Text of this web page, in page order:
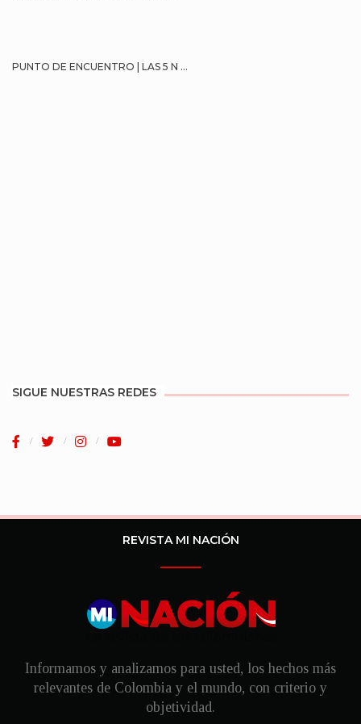
PUNTO DE ENCUENTRO | LAS 5 N ...
SIGUE NUESTRAS REDES
REVISTA MI NACIÓN
Informamos y analizamos para usted, los hechos más
relevantes de Colombia y el mundo, con criterio y
objetividad.